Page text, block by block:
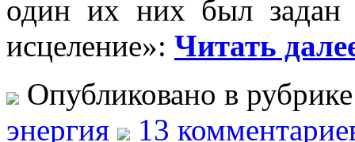
один их них был задан
исцеление»: Читать
Опубликовано в
энергия
13